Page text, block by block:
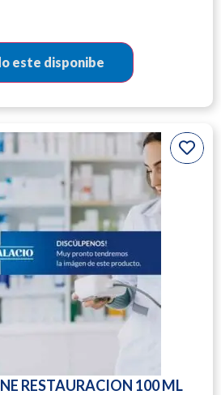
RESTAURACION 100 ML